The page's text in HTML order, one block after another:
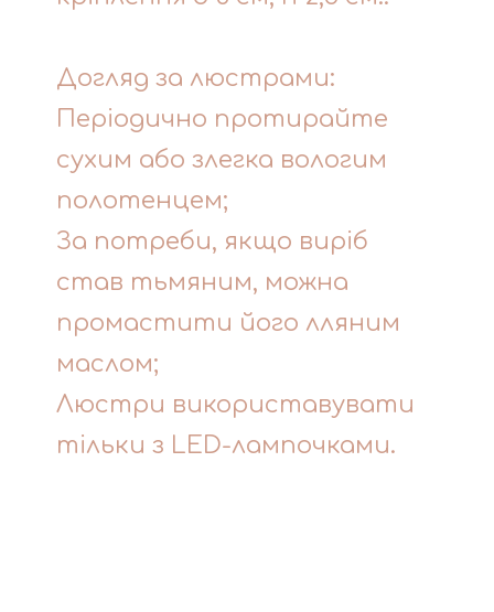
Догляд за люстрами:
Періодично протирайте
сухим або злегка вологим
полотенцем;
За потреби, якщо виріб
став тьмяним, можна
промастити його лляним
маслом;
Люстри використавувати
тільки з LED-лампочками.